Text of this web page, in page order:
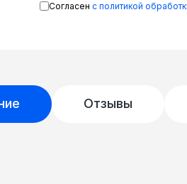
Согласен с политикой
Отзывы